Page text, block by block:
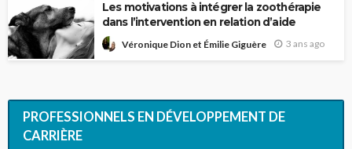
Les motivations à intégrer la zoothérapie
dans l’intervention en relation d’aide
Véronique Dion et Émilie Giguère 3 ans ago
PROFESSIONNELS EN DÉVELOPPEMENT DE
CARRIÈRE